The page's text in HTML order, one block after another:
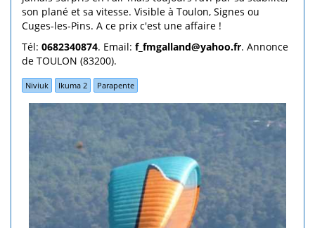
son plané et sa vitesse. Visible à Toulon, Signes ou
Cuges-les-Pins. A ce prix c'est une affaire !
Tél: 0682340874. Email: f_fmgalland@yahoo.fr. Annonce
de TOULON (83200).
Niviuk Ikuma 2 Parapente